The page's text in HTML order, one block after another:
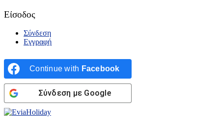
Είσοδος
Σύνδεση
Εγγραφή
Continue with Facebook
Σύνδεση με Google